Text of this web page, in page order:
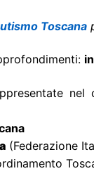
Toscana
nel
(Federazione